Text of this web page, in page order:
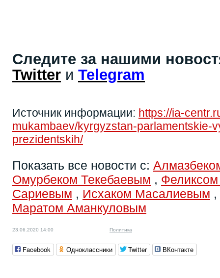
Следите за нашими
Twitter и Telegram
Источник информации: https://ia-
mukambaev/kyrgyzstan-parlamentskie-
prezidentskih/
Показать все новости с:
Омурбеком Текебаевым ,
Сариевым , Исхаком Масалиевым ,
Маратом Аманкуловым
23.06.2020 14:00 Политика
Facebook Одноклассники Twitter ВКонтакте